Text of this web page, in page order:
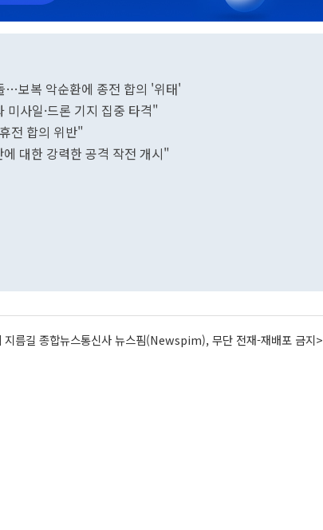
…보복 악순환에 종전 합의 '위태'
미사일·드론 기지 집중 타격"
전 합의 위반"
대한 강력한 공격 작전 개시"
지름길 종합뉴스통신사 뉴스핌(Newspim), 무단 전재-재배포 금지>